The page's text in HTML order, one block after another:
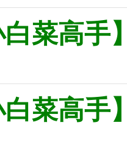
菜高手
菜高手